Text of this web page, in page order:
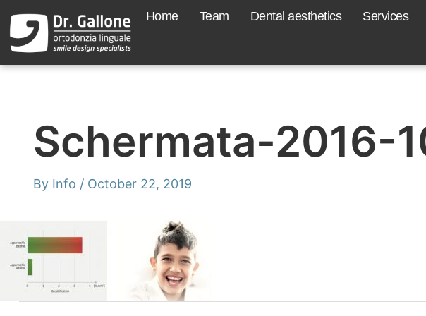
to
content
Home Team Dental aesthetics Services
Schermata-2016-
By Info / October 22, 2019